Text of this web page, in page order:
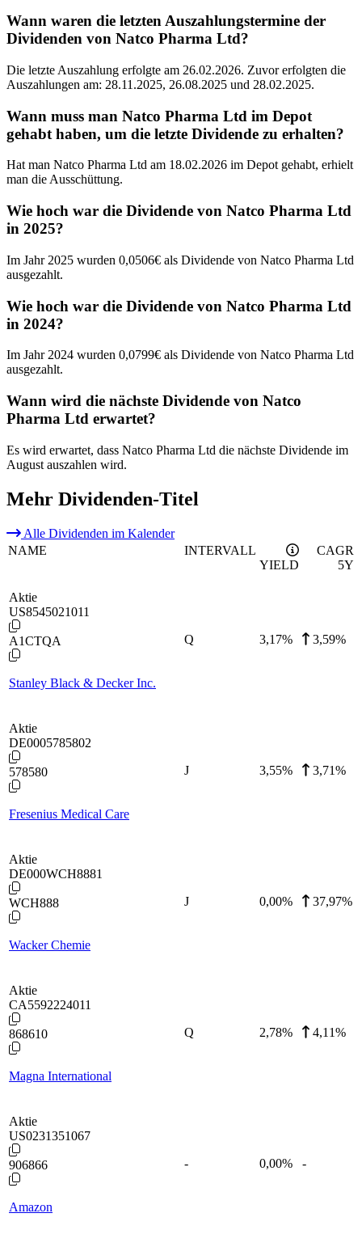
Wann waren die letzten Auszahlungstermine der
Dividenden von Natco Pharma Ltd?
Die letzte Auszahlung erfolgte am 26.02.2026. Zuvor erfolgten die
Auszahlungen am: 28.11.2025, 26.08.2025 und 28.02.2025.
Wann muss man Natco Pharma Ltd im Depot
gehabt haben, um die letzte Dividende zu erhalten?
Hat man Natco Pharma Ltd am 18.02.2026 im Depot gehabt, erhielt
man die Ausschüttung.
Wie hoch war die Dividende von Natco Pharma Ltd
in 2025?
Im Jahr 2025 wurden 0,0506€ als Dividende von Natco Pharma Ltd
ausgezahlt.
Wie hoch war die Dividende von Natco Pharma Ltd
in 2024?
Im Jahr 2024 wurden 0,0799€ als Dividende von Natco Pharma Ltd
ausgezahlt.
Wann wird die nächste Dividende von Natco
Pharma Ltd erwartet?
Es wird erwartet, dass Natco Pharma Ltd die nächste Dividende im
August auszahlen wird.
Mehr Dividenden-Titel
Alle Dividenden im Kalender
NAME
INTERVALL
YIELD
CAGR
5Y
Aktie
US8545021011
A1CTQA
Stanley Black & Decker Inc.
Q 3,17% 3,59%
Aktie
DE0005785802
578580
Fresenius Medical Care
J 3,55% 3,71%
Aktie
DE000WCH8881
WCH888
Wacker Chemie
J 0,00% 37,97%
Aktie
CA5592224011
868610
Magna International
Q 2,78% 4,11%
Aktie
US0231351067
906866
Amazon
- 0,00% -